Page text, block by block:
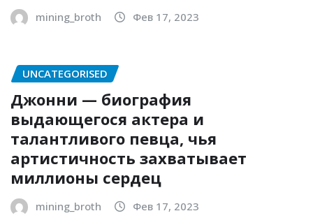
mining_broth Фев 17, 2023
UNCATEGORISED
Джонни — биография
выдающегося актера и
талантливого певца, чья
артистичность захватывает
миллионы сердец
mining_broth Фев 17, 2023